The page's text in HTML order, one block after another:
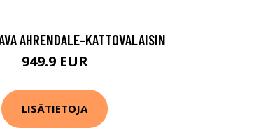
AHRENDALE-KATTOVALAISIN
949.9 EUR
LISÄTIETOJA